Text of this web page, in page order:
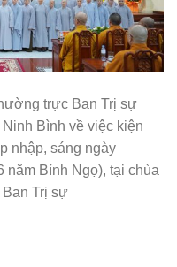
trực Ban Trị sự
Bình về việc kiện
nhập, sáng ngày
năm Bính Ngọ), tại chùa
Trị sự